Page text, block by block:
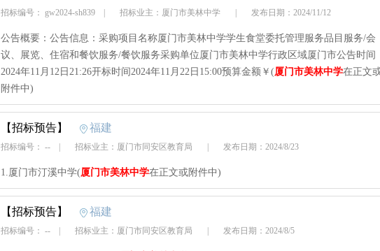
招标编号： gw2024-sh839 招标业主：厦门市美林中学 发布日期：2024/11/12
公告概要：公告信息：采购项目名称厦门市美林中学学生食堂委托管理服务品目服务/会
议、展览、住宿和餐饮服务/餐饮服务采购单位厦门市美林中学行政区域厦门市公告时间
2024年11月12日21:26开标时间2024年11月22日15:00预算金额￥(厦门市美林中学在正文
附件中)
【招标预告】 福建
招标编号： -- 招标业主：厦门市同安区教育局 发布日期：2024/8/23
1.厦门市汀溪中学(厦门市美林中学在正文或附件中)
【招标预告】 福建
招标编号： -- 招标业主：厦门市同安区教育局 发布日期：2024/8/5